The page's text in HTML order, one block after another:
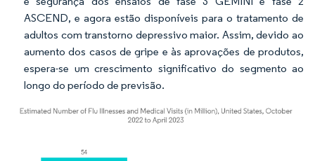
ASCEND, e agora estão disponíveis para o tratamento de
adultos com transtorno depressivo maior. Assim, devido ao
aumento dos casos de gripe e às aprovações de produtos,
espera-se um crescimento significativo do segmento ao
longo do período de previsão.